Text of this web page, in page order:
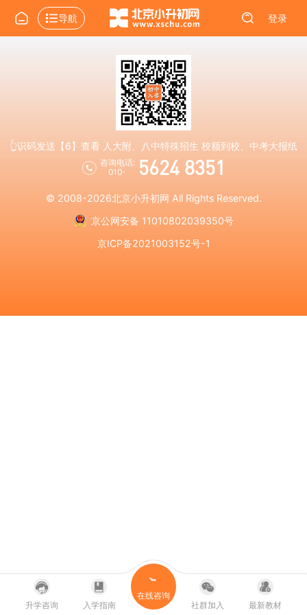
导航 登录
👆识码发送【6】查看 人大附、八中特殊招生 校额到校、中考大报纸
咨询电话:
010-
5624 8351
© 2008-2026北京小升初网 All Rights Reserved.
京公网安备 11010802039350号
京ICP备2021003152号-1
升学咨询 入学指南
在线咨询
社群加入
最新教材